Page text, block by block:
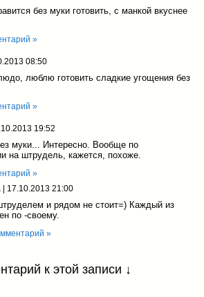
без муки готовить, с манкой вкуснее
»
08:50
люблю готовить сладкие угощения без
»
19:52
муки... Интересно. Вообще по
на штрудель, кажется, похоже.
»
17.10.2013 21:00
и рядом не стоит=) Каждый из
по -своему.
»
к этой записи ↓